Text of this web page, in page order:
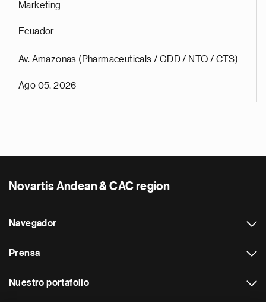
Marketing
Ecuador
Av. Amazonas (Pharmaceuticals / GDD / NTO / CTS)
Ago 05, 2026
Novartis Andean & CAC region
Navegador
Prensa
Nuestro portafolio